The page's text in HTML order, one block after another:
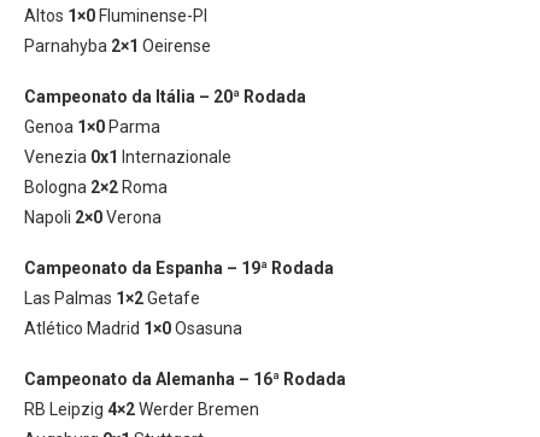
Altos 1×0 Fluminense-PI
Parnahyba 2×1 Oeirense
Campeonato da Itália – 20ª Rodada
Genoa 1×0 Parma
Venezia 0x1 Internazionale
Bologna 2×2 Roma
Napoli 2×0Verona
Campeonato da Espanha – 19ª Rodada
Las Palmas 1×2Getafe
Atlético Madrid 1×0Osasuna
Campeonato da Alemanha – 16ª Rodada
RB Leipzig 4×2Werder Bremen